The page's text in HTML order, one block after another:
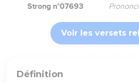
Strong n°07693
Voir les versets
Définition